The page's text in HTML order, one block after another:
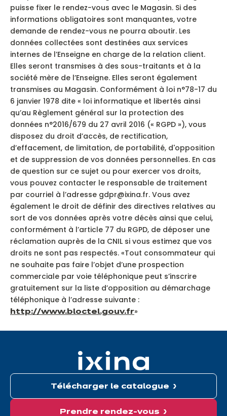
puisse fixer le rendez-vous avec le Magasin. Si des
informations obligatoires sont manquantes, votre
demande de rendez-vous ne pourra aboutir. Les
données collectées sont destinées aux services
internes de l’Enseigne en charge de la relation client.
Elles seront transmises à des sous-traitants et à la
société mère de l’Enseigne. Elles seront également
transmises au Magasin. Conformément à loi n°78-17 du
6 janvier 1978 dite « loi informatique et libertés ainsi
qu’au Règlement général sur la protection des
données n°2016/679 du 27 avril 2016 (« RGPD »), vous
disposez du droit d’accès, de rectification,
d’effacement, de limitation, de portabilité, d'opposition
et de suppression de vos données personnelles. En cas
de question sur ce sujet ou pour exercer vos droits,
vous pouvez contacter le responsable de traitement
par courriel à l’adresse gdpr@ixina.fr. Vous avez
également le droit de définir des directives relatives au
sort de vos données après votre décès ainsi que celui,
conformément à l’article 77 du RGPD, de déposer une
réclamation auprès de la CNIL si vous estimez que vos
droits ne sont pas respectés. «Tout consommateur qui
ne souhaite pas faire l’objet d’une prospection
commerciale par voie téléphonique peut s’inscrire
gratuitement sur la liste d’opposition au démarchage
téléphonique à l’adresse suivante :
http://www.bloctel.gouv.fr»
Télécharger le catalogue
Prendre rendez-vous